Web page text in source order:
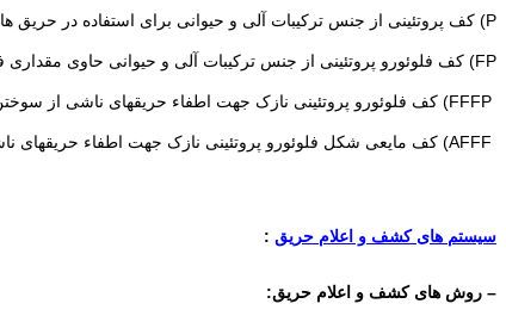
P) ﮐﻒ ﭘﺮوﺗﺌﯿﻨﯽ از ﺟﻨﺲ ﺗﺮﮐﯿﺒﺎت آﻟﯽ و ﺣﯿﻮاﻧﯽ ﺑﺮای اﺳﺘﻔﺎده در ﺣﺮﯾﻖ ﻫﺎی ﻧﺎﺷﯽ از ﺳﻮﺧﺘﻦ ﻫﯿﺪروﮐﺮوﮐﺮﺑن ﻫﺎ ﺑﺎ ﻗﺪرت ﺗﻮﺳﻌﻪ اﻧﺒﺴﺎط ﮐﻢ ﺑﻪ ﺻﻮرت ﺳﻪ درﺻﺪ و ﺷﺶ در ﺻﺪ .
FP) ﮐﻒ ﻓﻠﻮﺋﻮرو ﭘﺮوﺗﺌﯿﻨﯽ از ﺟﻨﺲ ﺗﺮﮐﯿﺒﺎت آﻟﯽ و ﺣﯿﻮاﻧﯽ ﺣﺎوی ﻣﻘﺪاری ﻓﻠﻮرﯾﻦ ﺑﺮای اﺳﺘﻔﺎده ﺟﻬﺖ اﻃﻔﺎء ﺣﺮﯾﻘﻬﺎی ﻧﺎﺷﯽ از ﺳﻮﺧﺘﻦ ﻫﯿﺪروﮐﺮﺑﻨﻬﺎ ﺑﺎ ﻗﺪرت ﺗﻮﺳﻌﻪ اﻧﺒﺴﺎط ﮐﻢ در دو وﺿﻌﯿﺖ ﺳﻪ و ﺷﺶ در ﺻﺪ.
سیستم های کشف و اعلام حریق :
– روش های کشف و اعلام حریق: